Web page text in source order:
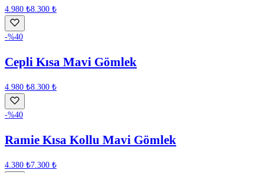
4.980 ₺8.300 ₺
-%40
Cepli Kısa Mavi Gömlek
4.980 ₺8.300 ₺
-%40
Ramie Kısa Kollu Mavi Gömlek
4.380 ₺7.300 ₺